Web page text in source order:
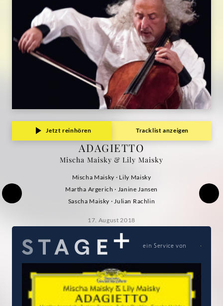
Jetzt reinhören Tracklist anzeigen
ADAGIETTO
Mischa Maisky & Lily Maisky
Mischa Maisky · Lily Maisky
Martha Argerich · Janine Jansen
Sascha Maisky · Julian Rachlin
17. August 2018
ein Service von